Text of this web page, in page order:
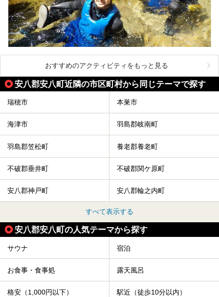
おすすめのアクティビティをもっと見る
安八郡安八町近隣の市区町村から同じテーマで探す
瑞穂市 本巣市
海津市 羽島郡岐南町
羽島郡笠松町 養老郡養老町
不破郡垂井町 不破郡関ケ原町
安八郡神戸町 安八郡輪之内町
すべて表示する
安八郡安八町の人気テーマから探す
サウナ 宿泊
お食事・食事処 露天風呂
格安（1,000円以下） 駅近（徒歩10分以内）